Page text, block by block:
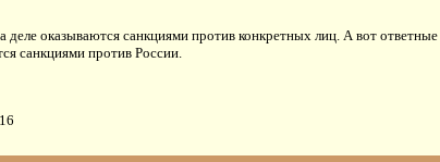
деле оказываются санкциями против конкретных лиц. А вот ответные
санкциями против России.